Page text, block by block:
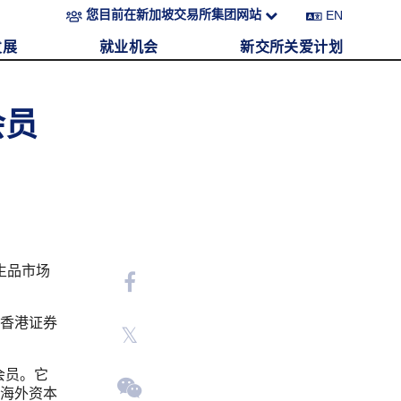
您目前在新加坡交易所集团网站 EN
展 就业机会 新交所关爱计划
品市场
港证券
员。它
外资本